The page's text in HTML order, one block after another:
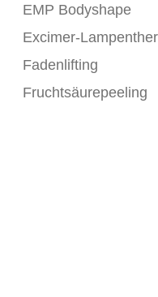
EMP Bodyshape
Excimer-
Fadenlifting
Fruchtsäurepeeling